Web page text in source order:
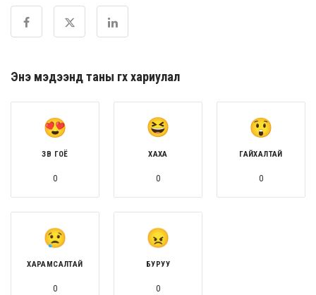
Энэ мэдээнд таны өгөх хариулал
ЗӨВ ГОЁ
0
ХАХА
0
ГАЙХАЛТАЙ
0
ХАРАМСАЛТАЙ
0
БУРУУ
0